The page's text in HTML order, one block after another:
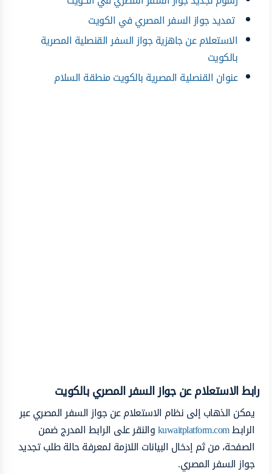
تمديد جواز السفر المصري في الكويت
الاستعلام عن جاهزية جواز السفر القنصلية المصرية
بالكويت
عنوان القنصلية المصرية بالكويت منطقة السلام
رابط الاستعلام عن جواز السفر المصري بالكويت
يمكن الذهاب إلى نظام الاستعلام عن جواز السفر المصري عبر
الرابطkuwaitplatform.comوالنقر على الرابط المدرج ضمن
الصفحة، من ثم إدخال البيانات اللازمة لمعرفة حالة طلب تجديد
جواز السفر المصري.